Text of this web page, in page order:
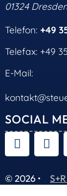
01324
Telefon: +49
Telefax: +49
E-Mail:
SOCIAL
© 2026 •